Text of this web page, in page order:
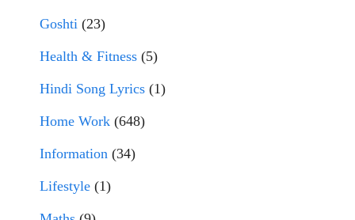
Goshti (23)
Health & Fitness (5)
Hindi Song Lyrics (1)
Home Work (648)
Information (34)
Lifestyle (1)